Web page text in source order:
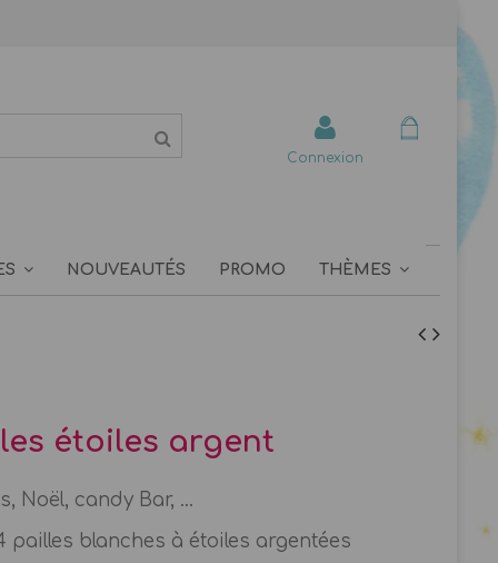
Connexion
NOUVEAUTÉS PROMO THÈMES
étoiles argent
Noël, candy Bar, ...
pailles blanches à étoiles argentées